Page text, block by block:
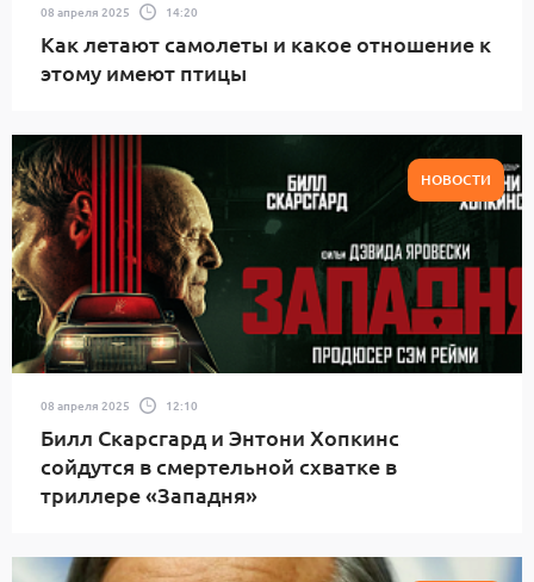
08 апреля 2025 14:20
Как летают самолеты и какое отношение к
этому имеют птицы
НОВОСТИ
08 апреля 2025 12:10
Билл Скарсгард и Энтони Хопкинс
сойдутся в смертельной схватке в
триллере «Западня»